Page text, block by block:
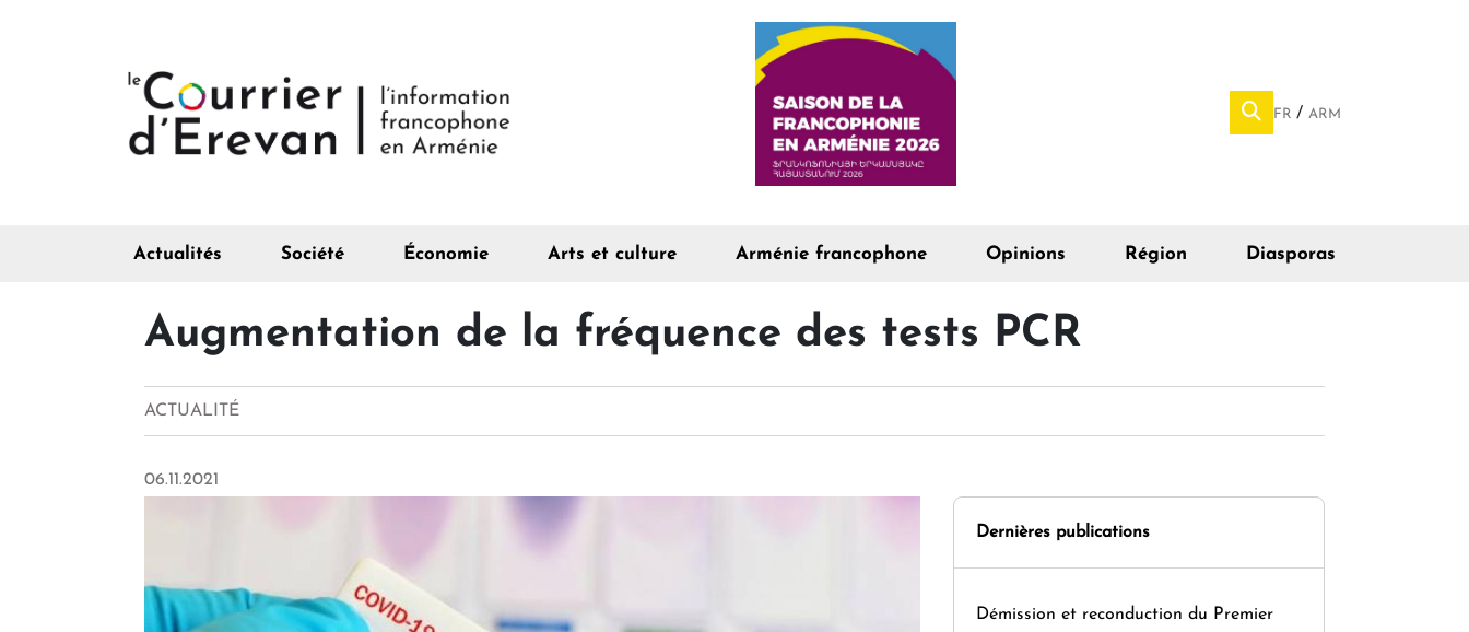
FR ARM
Actualités Société Économie Arts et culture Arménie francophone Opinions Région Diasporas
Augmentation de la fréquence des tests PCR
ACTUALITÉ
06.11.2021
Dernières publications
Démission et reconduction du Premier